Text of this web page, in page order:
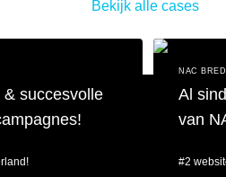
Bekijk alle cases
succesvolle
NAC
Al
van
#2